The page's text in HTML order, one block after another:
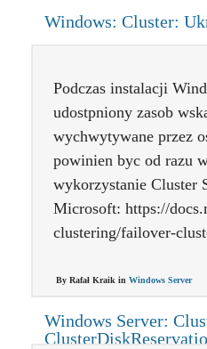
Windows: Cluster:
Podczas instalacji
udostpniony zasob
wychwytywane przez
powinien byc od razu
wykorzystanie Cluster
Microsoft: https://
clustering/failover-
By Rafał Kraik in Windows Server
Windows Server: